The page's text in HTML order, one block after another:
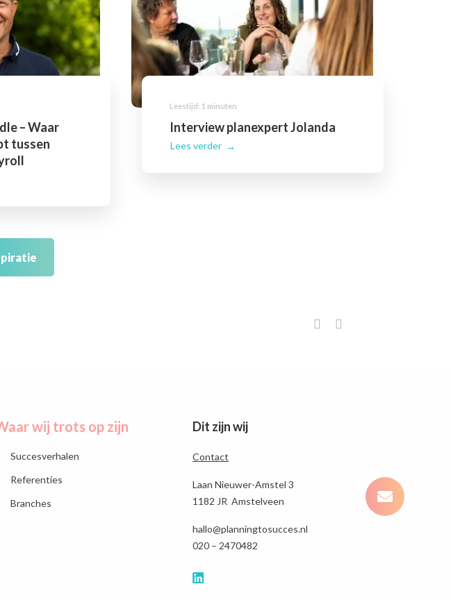
– Waar
tussen
Interview planexpert Jolanda
Lees verder
wij trots op zijn
Succesverhalen
Referenties
Branches
Dit zijn wij
Contact
Laan Nieuwer-Amstel 3
1182 JR Amstelveen
hallo@planningtosucces.nl
020 – 2470482